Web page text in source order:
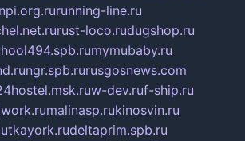
running-line.ru
rust-loco.rudugshop.ru
mymubaby.ru
ngr.spb.rurusgosnews.com
w-dev.ruf-ship.ru
malinasp.rukinosvin.ru
deltaprim.spb.ru